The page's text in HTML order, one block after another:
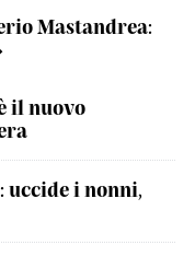
Mastandrea:
il nuovo
uccide i nonni,